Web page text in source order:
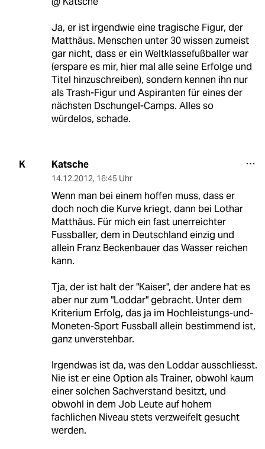
Ja, er ist irgendwie eine tragische Figur, der
Matthäus. Menschen unter 30 wissen zumeist
gar nicht, dass er ein Weltklassefußballer war
(erspare es mir, hier mal alle seine Erfolge und
Titel hinzuschreiben), sondern kennen ihn nur
als Trash-Figur und Aspiranten für eines der
nächsten Dschungel-Camps. Alles so
würdelos, schade.
K Katsche
14.12.2012, 16:45 Uhr
Wenn man bei einem hoffen muss, dass er
doch noch die Kurve kriegt, dann bei Lothar
Matthäus. Für mich ein fast unerreichter
Fussballer, dem in Deutschland einzig und
allein Franz Beckenbauer das Wasser reichen
kann.
Tja, der ist halt der "Kaiser", der andere hat es
aber nur zum "Loddar" gebracht. Unter dem
Kriterium Erfolg, das ja im Hochleistungs-und-
Moneten-Sport Fussball allein bestimmend ist,
ganz unverstehbar.
Irgendwas ist da, was den Loddar ausschliesst.
Nie ist er eine Option als Trainer, obwohl kaum
einer solchen Sachverstand besitzt, und
obwohl in dem Job Leute auf hohem
fachlichen Niveau stets verzweifelt gesucht
werden.